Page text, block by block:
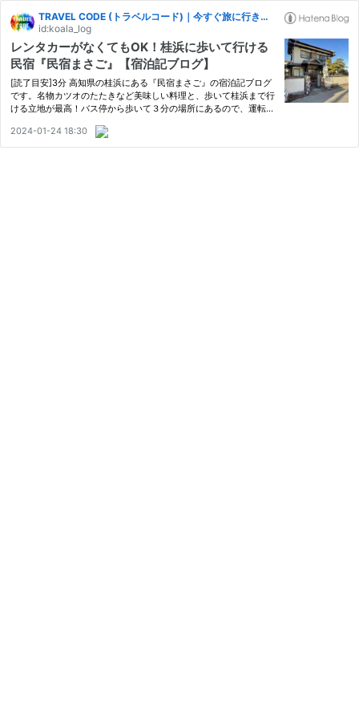
TRAVEL CODE (トラベルコード)｜今すぐ旅に行きたくなる 週末トラベラー｜
id:koala_log
レンタカーがなくてもOK！桂浜に歩いて行ける
民宿『民宿まさご』【宿泊記ブログ】
[読了目安]3分 高知県の桂浜にある『民宿まさご』の宿泊記ブログ
です。名物カツオのたたきなど美味しい料理と、歩いて桂浜まで行
ける立地が最高！バス停から歩いて３分の場所にあるので、運転で
３分 ２.お部屋チェック（和室５） ３.夕食 ４.朝食 ５.近くの…
2024-01-24 18:30